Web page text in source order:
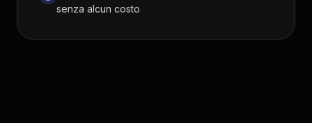
senza alcun costo